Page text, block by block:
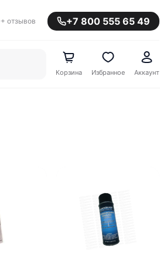
отзывов +7 800 555 65 49
Корзина Избранное Аккаунт